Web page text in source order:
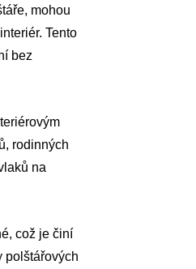
mohou
Tento
bez
rodinných
na
což je činí
polštářových